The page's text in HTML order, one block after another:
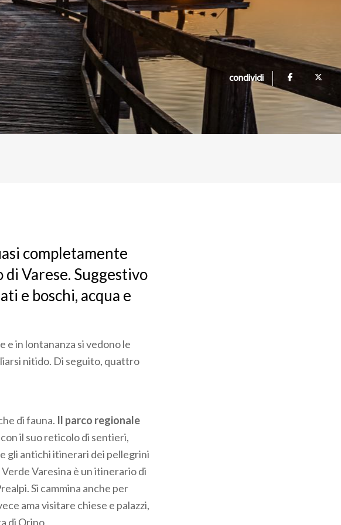
condividi
completamente
Varese. Suggestivo
e boschi, acqua e
e in lontananza si vedono le
nitido. Di seguito, quattro
di fauna. Il parco regionale
il suo reticolo di sentieri,
gli antichi itinerari dei pellegrini
Varesina è un itinerario di
Si cammina anche per
ama visitare chiese e palazzi,
di Orino.